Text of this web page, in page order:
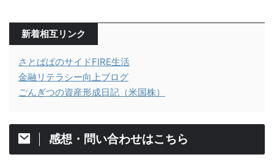
新着相互リンク
さとぱぱのサイドFIRE生活
金融リテラシー向上ブログ
ごんぎつの資産形成日記（米国株）
感想・問い合わせはこちら